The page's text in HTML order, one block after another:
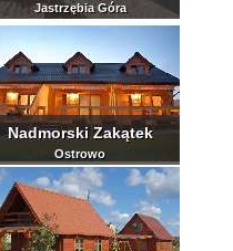
Jastrzębia Góra
Nadmorski Zakątek
Ostrowo